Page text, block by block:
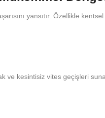
yansıtır. Özellikle
ve kesintisiz vites geçişleri